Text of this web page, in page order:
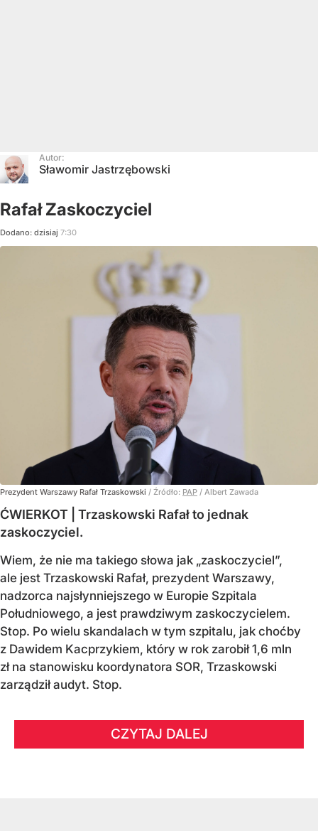
Autor:
Sławomir Jastrzębowski
Rafał Zaskoczyciel
Dodano: dzisiaj 7:30
Prezydent Warszawy Rafał Trzaskowski / Źródło: PAP / Albert Zawada
ĆWIERKOT | Trzaskowski Rafał to jednak
zaskoczyciel.
Wiem, że nie ma takiego słowa jak „zaskoczyciel”,
ale jest Trzaskowski Rafał, prezydent Warszawy,
nadzorca najsłynniejszego w Europie Szpitala
Południowego, a jest prawdziwym zaskoczycielem.
Stop. Po wielu skandalach w tym szpitalu, jak choćby
z Dawidem Kacprzykiem, który w rok zarobił 1,6 mln
zł na stanowisku koordynatora SOR, Trzaskowski
zarządził audyt. Stop.
CZYTAJ DALEJ